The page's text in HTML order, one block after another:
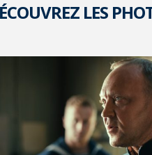
LES
VOIR LA PHOTO EN